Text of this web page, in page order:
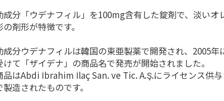
成分「ウデナフィル」を100mg含有した錠剤で、淡いオ
の剤形が特徴です。
成分ウデナフィルは韓国の東亜製薬で開発され、2005年
けて「ザイデナ」の商品名で発売が開始されました。
品はAbdi İbrahim İlaç San. ve Tic. A.Ş.にライセンス供
製造されたものです。